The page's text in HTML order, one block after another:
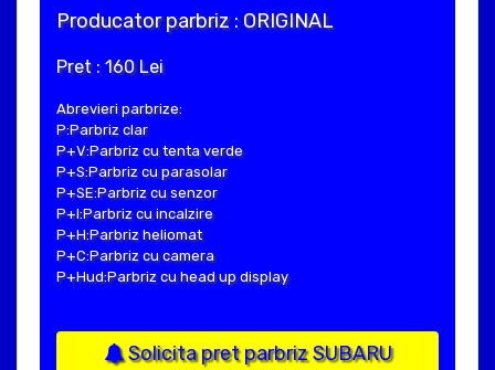
Producator parbriz : ORIGINAL
Pret : 160 Lei
Abrevieri parbrize:
P:Parbriz clar
P+V:Parbriz cu tenta verde
P+S:Parbriz cu parasolar
P+SE:Parbriz cu senzor
P+I:Parbriz cu incalzire
P+H:Parbriz heliomat
P+C:Parbriz cu camera
P+Hud:Parbriz cu head up display
Solicita pret parbriz SUBARU